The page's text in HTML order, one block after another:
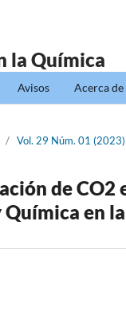
la Química
Avisos Acerca de
/ Vol. 29 Núm. 01 (2023)
de CO2
en